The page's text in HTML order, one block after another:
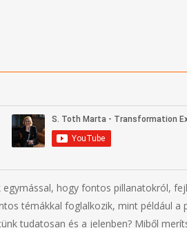
hogy fontos pillanatokról,
témákkal foglalkozik, mint például a
tudatosan és a jelenben? Miből